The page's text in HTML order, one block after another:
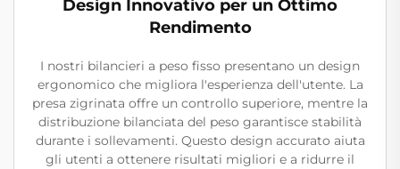
Design Innovativo per un Ottimo
Rendimento
I nostri bilancieri a peso fisso presentano un design
ergonomico che migliora l'esperienza dell'utente. La
presa zigrinata offre un controllo superiore, mentre la
distribuzione bilanciata del peso garantisce stabilità
durante i sollevamenti. Questo design accurato aiuta
gli utenti a ottenere risultati migliori e a ridurre il